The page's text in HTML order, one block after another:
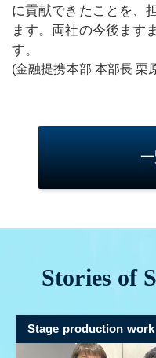
に貢献できたことを、
ます。両社の今後ます
す。
(金融提携本部 本部長 栗
Stories of
Stage production work